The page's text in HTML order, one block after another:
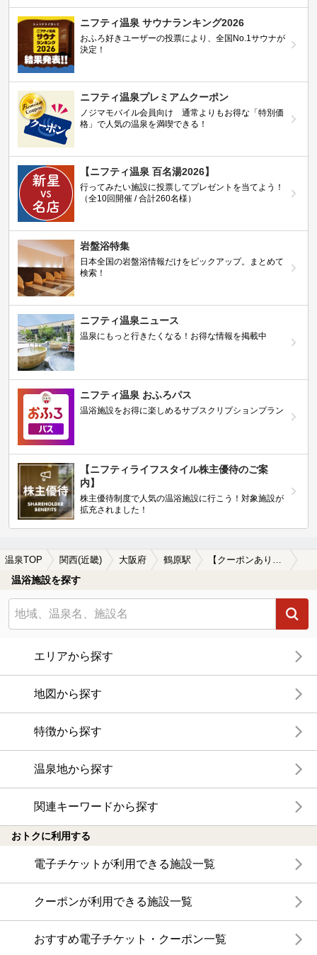
ニフティ温泉 サウナランキング2026
おふろ好きユーザーの投票により、全国No.1サウナが
決定！
ニフティ温泉プレミアムクーポン
ノジマモバイル会員向け 通常よりもお得な「特別価
格」で人気の温泉を満喫できる！
【ニフティ温泉 百名湯2026】
行ってみたい施設に投票してプレゼントを当てよう！
（全10回開催 / 合計260名様）
岩盤浴特集
日本全国の岩盤浴情報だけをピックアップ。まとめて
検索！
ニフティ温泉ニュース
温泉にもっと行きたくなる！お得な情報を掲載中
ニフティ温泉 おふろパス
温浴施設をお得に楽しめるサブスクリプションプラン
【ニフティライフスタイル株主優待のご案
内】
株主優待制度で人気の温浴施設に行こう！対象施設が
拡充されました！
温泉TOP 関西(近畿) 大阪府 鶴原駅
温浴施設を探す
エリアから探す
地図から探す
特徴から探す
温泉地から探す
関連キーワードから探す
おトクに利用する
電子チケットが利用できる施設一覧
クーポンが利用できる施設一覧
おすすめ電子チケット・クーポン一覧